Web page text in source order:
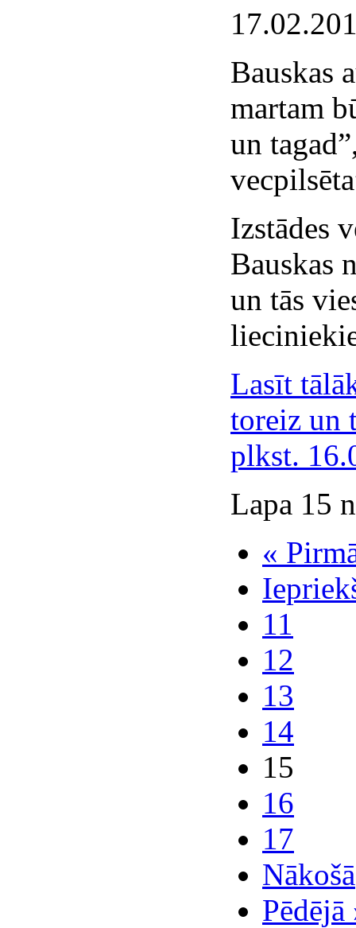
Bauskas
martam
un
Izstādes
Bauskas
un tās
Lasīt
toreiz un
plkst.
Lapa 15
«
11
12
13
14
15
16
17
Nākošā
Pēdējā